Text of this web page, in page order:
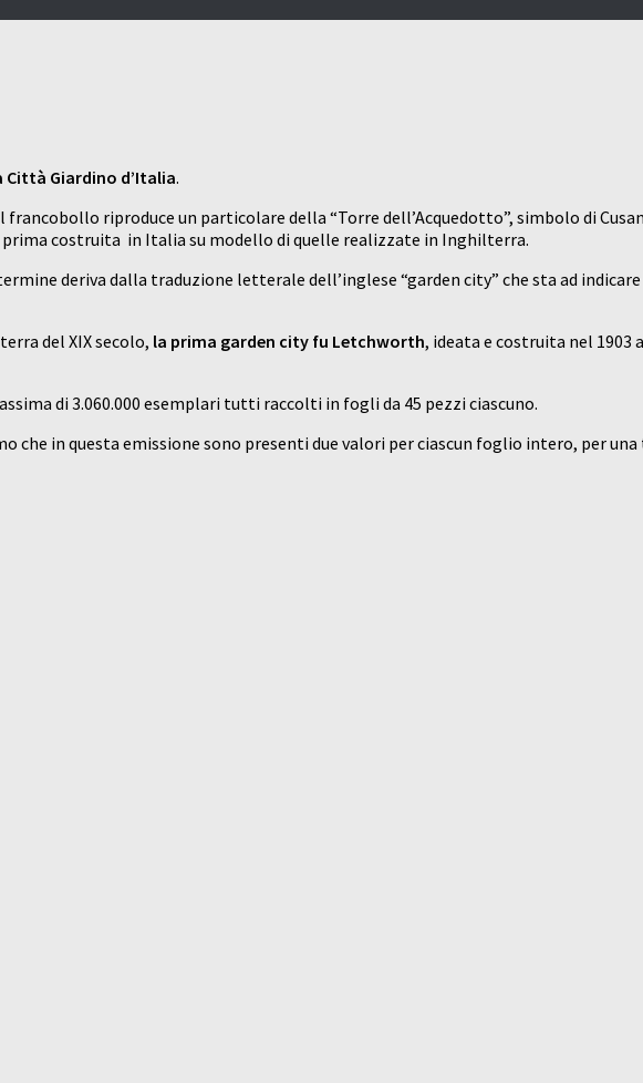
Città Giardino d’Italia.
riproduce un particolare della “Torre dell’Acquedotto”, simbolo di
costruita in Italia su modello di quelle realizzate in Inghilterra.
deriva dalla traduzione letterale dell’inglese “garden city” che sta ad indicare
del XIX secolo, la prima garden city fu Letchworth, ideata e costruita nel 1903
di 3.060.000 esemplari tutti raccolti in fogli da 45 pezzi ciascuno.
che in questa emissione sono presenti due valori per ciascun foglio intero, per